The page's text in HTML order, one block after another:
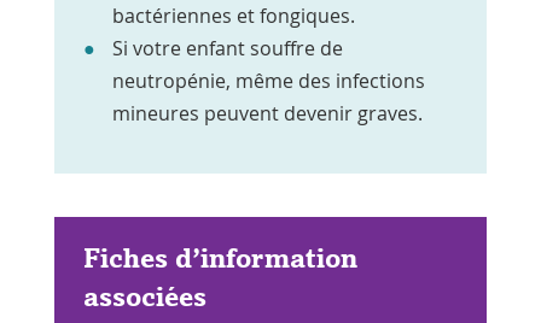
bactériennes et fongiques.
Si votre enfant souffre de
neutropénie, même des infections
mineures peuvent devenir graves.
Fiches d’information
associées